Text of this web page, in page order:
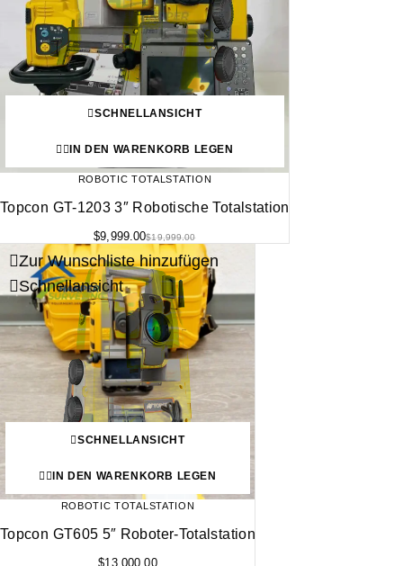
SCHNELLANSICHT
IN DEN WARENKORB LEGEN
ROBOTIC TOTALSTATION
Topcon GT-1203 3″ Robotische Totalstation
$19,999.00
$9,999.00
Zur Wunschliste hinzufügen
Schnellansicht
SCHNELLANSICHT
IN DEN WARENKORB LEGEN
ROBOTIC TOTALSTATION
Topcon GT605 5″ Roboter-Totalstation
$13,000.00